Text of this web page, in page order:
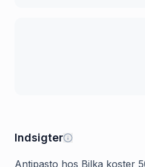
Indsigter
Antipasto hos Bilka koster